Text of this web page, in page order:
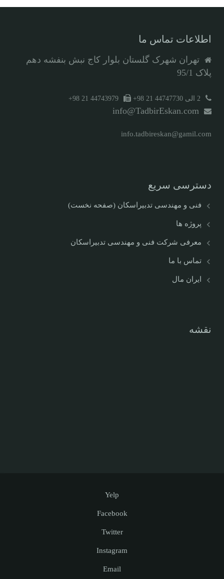
اطلاعات تماس ما
تهران شهرک گلستان بلوار کاج نبش بنفشه دهم
پلاک 95/1
2 الی 44747730 21 98+ 44743979 21 98+
info@TadbirEskan.com
info.tadbireskan@gamil.com
دسترسی سریع
فنی و مهندسی تدبیراسکان (صفحه نخست)
پروژه ها
معرفی شرکت فنی و مهندسی تدبیراسکان
تماس با ما
ایران مال
نقشه
Yelp
Facebook
Twitter
Instagram
Email